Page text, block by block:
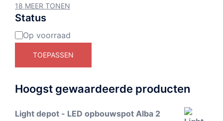
18 MEER TONEN
Status
Beschikbaarheid
Op voorraad
TOEPASSEN
Hoogst gewaardeerde producten
Light depot - LED opbouwspot Alba 2